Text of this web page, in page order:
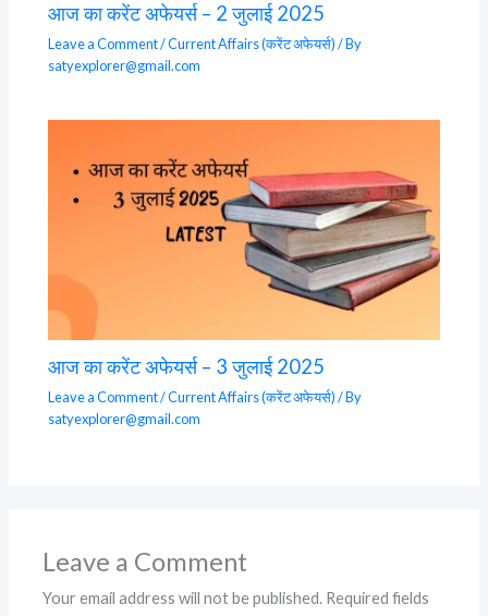
आज का करेंट अफेयर्स – 2 जुलाई 2025
Leave a Comment/Current Affairs (करेंट अफेयर्स)/ By
satyexplorer@gmail.com
आज का करेंट अफेयर्स – 3 जुलाई 2025
Leave a Comment/Current Affairs (करेंट अफेयर्स)/ By
satyexplorer@gmail.com
Leave a Comment
Your email address will not be published. Required fields